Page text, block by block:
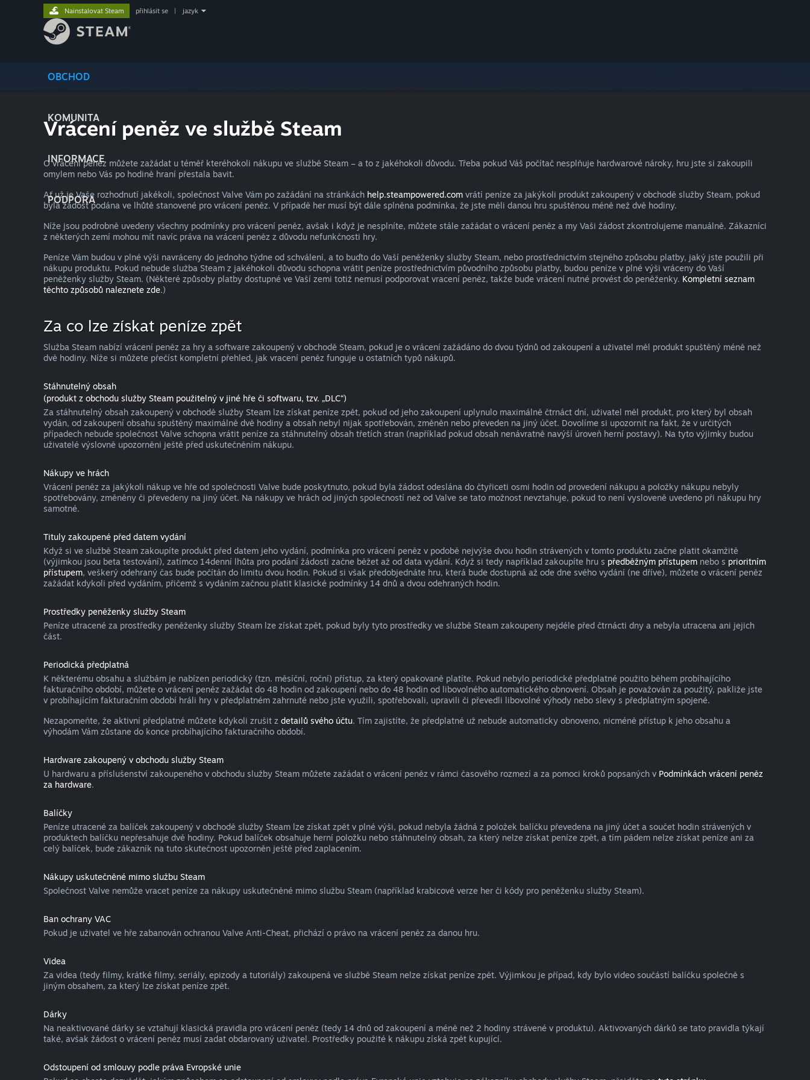
OBCHOD
KOMUNITA
INFORMACE
PODPORA
Nainstalovat Steam přihlásit se jazyk
Vrácení peněz ve službě Steam
O vrácení peněz můžete zažádat u téměř kteréhokoli nákupu ve službě Steam – a to z jakéhokoli důvodu. Třeba pokud Váš počítač nesplňuje hardwarové nároky, hru jste si zakoupili
omylem nebo Vás po hodině hraní přestala bavit.
Ať už je Vaše rozhodnutí jakékoli, společnost Valve Vám po zažádání na stránkách help.steampowered.com vrátí peníze za jakýkoli produkt zakoupený v obchodě služby Steam, pokud
byla žádost podána ve lhůtě stanovené pro vrácení peněz. V případě her musí být dále splněna podmínka, že jste měli danou hru spuštěnou méně než dvě hodiny.
Níže jsou podrobně uvedeny všechny podmínky pro vrácení peněz, avšak i když je nesplníte, můžete stále zažádat o vrácení peněz a my Vaši žádost zkontrolujeme manuálně. Zákazníci
z některých zemí mohou mít navíc práva na vrácení peněz z důvodu nefunkčnosti hry.
Peníze Vám budou v plné výši navráceny do jednoho týdne od schválení, a to buďto do Vaší peněženky služby Steam, nebo prostřednictvím stejného způsobu platby, jaký jste použili při
nákupu produktu. Pokud nebude služba Steam z jakéhokoli důvodu schopna vrátit peníze prostřednictvím původního způsobu platby, budou peníze v plné výši vráceny do Vaší
peněženky služby Steam. (Některé způsoby platby dostupné ve Vaší zemi totiž nemusí podporovat vracení peněz, takže bude vrácení nutné provést do peněženky. Kompletní seznam
těchto způsobů naleznete zde.)
Za co lze získat peníze zpět
Služba Steam nabízí vrácení peněz za hry a software zakoupený v obchodě Steam, pokud je o vrácení zažádáno do dvou týdnů od zakoupení a uživatel měl produkt spuštěný méně než
dvě hodiny. Níže si můžete přečíst kompletní přehled, jak vracení peněz funguje u ostatních typů nákupů.
Stáhnutelný obsah
(produkt z obchodu služby Steam použitelný v jiné hře či softwaru, tzv. „DLC“)
Za stáhnutelný obsah zakoupený v obchodě služby Steam lze získat peníze zpět, pokud od jeho zakoupení uplynulo maximálně čtrnáct dní, uživatel měl produkt, pro který byl obsah
vydán, od zakoupení obsahu spuštěný maximálně dvě hodiny a obsah nebyl nijak spotřebován, změněn nebo převeden na jiný účet. Dovolíme si upozornit na fakt, že v určitých
případech nebude společnost Valve schopna vrátit peníze za stáhnutelný obsah třetích stran (například pokud obsah nenávratně navýší úroveň herní postavy). Na tyto výjimky budou
uživatelé výslovně upozorněni ještě před uskutečněním nákupu.
Nákupy ve hrách
Vrácení peněz za jakýkoli nákup ve hře od společnosti Valve bude poskytnuto, pokud byla žádost odeslána do čtyřiceti osmi hodin od provedení nákupu a položky nákupu nebyly
spotřebovány, změněny či převedeny na jiný účet. Na nákupy ve hrách od jiných společností než od Valve se tato možnost nevztahuje, pokud to není vysloveně uvedeno při nákupu hry
samotné.
Tituly zakoupené před datem vydání
Když si ve službě Steam zakoupíte produkt před datem jeho vydání, podmínka pro vrácení peněz v podobě nejvýše dvou hodin strávených v tomto produktu začne platit okamžitě
(výjimkou jsou beta testování), zatímco 14denní lhůta pro podání žádosti začne běžet až od data vydání. Když si tedy například zakoupíte hru s předběžným přístupem nebo s prioritním
přístupem, veškerý odehraný čas bude počítán do limitu dvou hodin. Pokud si však předobjednáte hru, která bude dostupná až ode dne svého vydání (ne dříve), můžete o vrácení peněz
zažádat kdykoli před vydáním, přičemž s vydáním začnou platit klasické podmínky 14 dnů a dvou odehraných hodin.
Prostředky peněženky služby Steam
Peníze utracené za prostředky peněženky služby Steam lze získat zpět, pokud byly tyto prostředky ve službě Steam zakoupeny nejdéle před čtrnácti dny a nebyla utracena ani jejich
část.
Periodická předplatná
K některému obsahu a službám je nabízen periodický (tzn. měsíční, roční) přístup, za který opakovaně platíte. Pokud nebylo periodické předplatné použito během probíhajícího
fakturačního období, můžete o vrácení peněz zažádat do 48 hodin od zakoupení nebo do 48 hodin od libovolného automatického obnovení. Obsah je považován za použitý, pakliže jste
v probíhajícím fakturačním období hráli hry v předplatném zahrnuté nebo jste využili, spotřebovali, upravili či převedli libovolné výhody nebo slevy s předplatným spojené.
Nezapomeňte, že aktivní předplatné můžete kdykoli zrušit z detailů svého účtu. Tím zajistíte, že předplatné už nebude automaticky obnoveno, nicméně přístup k jeho obsahu a
výhodám Vám zůstane do konce probíhajícího fakturačního období.
Hardware zakoupený v obchodu služby Steam
U hardwaru a příslušenství zakoupeného v obchodu služby Steam můžete zažádat o vrácení peněz v rámci časového rozmezí a za pomoci kroků popsaných v Podmínkách vrácení peněz
za hardware.
Balíčky
Peníze utracené za balíček zakoupený v obchodě služby Steam lze získat zpět v plné výši, pokud nebyla žádná z položek balíčku převedena na jiný účet a součet hodin strávených v
produktech balíčku nepřesahuje dvě hodiny. Pokud balíček obsahuje herní položku nebo stáhnutelný obsah, za který nelze získat peníze zpět, a tím pádem nelze získat peníze ani za
celý balíček, bude zákazník na tuto skutečnost upozorněn ještě před zaplacením.
Nákupy uskutečněné mimo službu Steam
Společnost Valve nemůže vracet peníze za nákupy uskutečněné mimo službu Steam (například krabicové verze her či kódy pro peněženku služby Steam).
Ban ochrany VAC
Pokud je uživatel ve hře zabanován ochranou Valve Anti-Cheat, přichází o právo na vrácení peněz za danou hru.
Videa
Za videa (tedy filmy, krátké filmy, seriály, epizody a tutoriály) zakoupená ve službě Steam nelze získat peníze zpět. Výjimkou je případ, kdy bylo video součástí balíčku společně s
jiným obsahem, za který lze získat peníze zpět.
Dárky
Na neaktivované dárky se vztahují klasická pravidla pro vrácení peněz (tedy 14 dnů od zakoupení a méně než 2 hodiny strávené v produktu). Aktivovaných dárků se tato pravidla týkají
také, avšak žádost o vrácení peněz musí zadat obdarovaný uživatel. Prostředky použité k nákupu získá zpět kupující.
Odstoupení od smlouvy podle práva Evropské unie